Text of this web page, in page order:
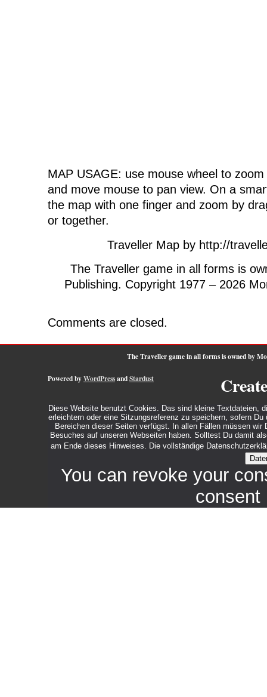
MAP USAGE: use mouse wheel to
and move mouse to pan view. On a
the map with one finger and zoom by
or together.
Traveller Map by http://
The Traveller game in all forms is
Publishing. Copyright 1977 – 2026
Comments are closed.
The Traveller game in all forms is owned by
Powered byWordPressandStardust
Diese Website benutzt Cookies. Das sind kleine Textdateien,
erleichtern oder eine Sitzungsreferenz zu speichern, sofern
Bereichen dieser Seiten verfügst. In allen Fällen müssen
Besuches auf unseren Webseiten haben. Solltest Du damit
am Ende dieses Hinweises. Die vollständige
You can revoke your
consent